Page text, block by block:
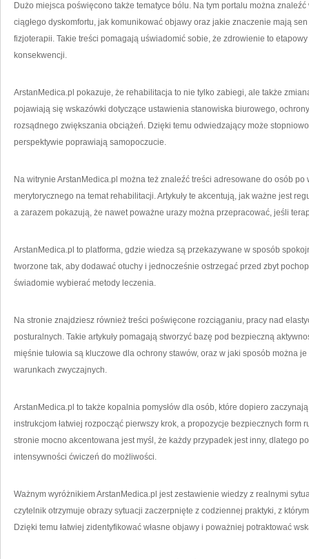
Dużo miejsca poświęcono także tematyce bólu. Na tym portalu można
ciągłego dyskomfortu, jak komunikować objawy oraz jakie znaczenie mają
fizjoterapii. Takie treści pomagają uświadomić sobie, że zdrowienie to
konsekwencji.
ArstanMedica.pl pokazuje, że rehabilitacja to nie tylko zabiegi, ale także
pojawiają się wskazówki dotyczące ustawienia stanowiska biurowego,
rozsądnego zwiększania obciążeń. Dzięki temu odwiedzający może
perspektywie poprawiają samopoczucie.
Na witrynie ArstanMedica.pl można też znaleźć treści adresowane do osób
merytorycznego na temat rehabilitacji. Artykuły te akcentują, jak ważne jest
a zarazem pokazują, że nawet poważne urazy można przepracować, jeśli
ArstanMedica.pl to platforma, gdzie wiedza są przekazywane w sposób
tworzone tak, aby dodawać otuchy i jednocześnie ostrzegać przed zbyt
świadomie wybierać metody leczenia.
Na stronie znajdziesz również treści poświęcone rozciąganiu, pracy nad
posturalnych. Takie artykuły pomagają stworzyć bazę pod bezpieczną
mięśnie tułowia są kluczowe dla ochrony stawów, oraz w jaki sposób można
warunkach zwyczajnych.
ArstanMedica.pl to także kopalnia pomysłów dla osób, które dopiero
instrukcjom łatwiej rozpocząć pierwszy krok, a propozycje bezpiecznych form
stronie mocno akcentowana jest myśl, że każdy przypadek jest inny, dlatego
intensywności ćwiczeń do możliwości.
Ważnym wyróżnikiem ArstanMedica.pl jest zestawienie wiedzy z realnymi
czytelnik otrzymuje obrazy sytuacji zaczerpnięte z codziennej praktyki, z
Dzięki temu łatwiej zidentyfikować własne objawy i poważniej potraktować